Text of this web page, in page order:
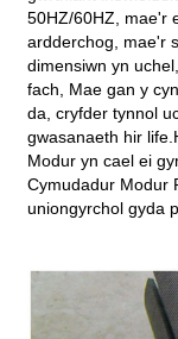
50HZ/60HZ, mae'r
ardderchog, mae'r
dimensiwn yn
fach, Mae gan y
da, cryfder tynnol
gwasanaeth hir
Modur yn cael ei
Cymudadur Modur
uniongyrchol gyda